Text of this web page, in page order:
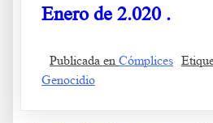
Enero de 2.020.
Publicada en Cómplices
Genocidio